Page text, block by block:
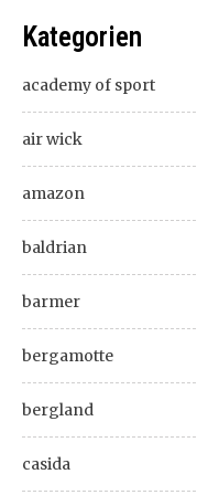
Kategorien
academy of sport
air wick
amazon
baldrian
barmer
bergamotte
bergland
casida